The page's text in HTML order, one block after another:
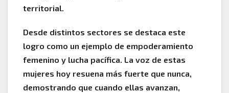
territorial.
Desde distintos sectores se destaca este
logro como un ejemplo de empoderamiento
femenino y lucha pacífica. La voz de estas
mujeres hoy resuena más fuerte que nunca,
demostrando que cuando ellas avanzan,